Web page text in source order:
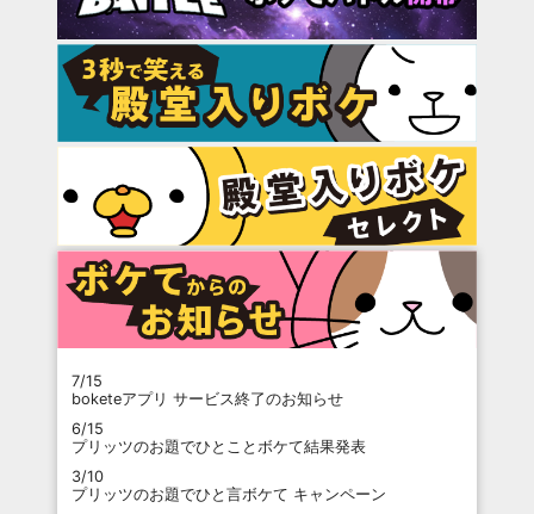
7/15
boketeアプリ サービス終了のお知らせ
6/15
プリッツのお題でひとことボケて結果発表
3/10
プリッツのお題でひと言ボケて キャンペーン